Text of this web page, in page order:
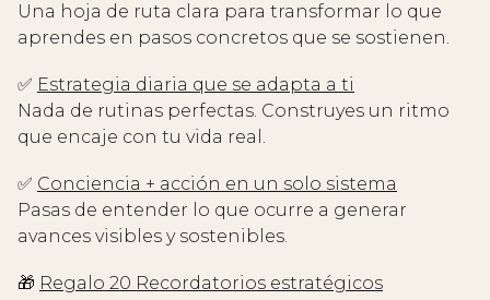
Una hoja de ruta clara para transformar lo que
aprendes en pasos concretos que se sostienen.
✅ Estrategia diaria que se adapta a ti
Nada de rutinas perfectas. Construyes un ritmo
que encaje con tu vida real.
✅ Conciencia + acción en un solo sistema
Pasas de entender lo que ocurre a generar
avances visibles y sostenibles.
🎁 Regalo 20 Recordatorios estratégicos